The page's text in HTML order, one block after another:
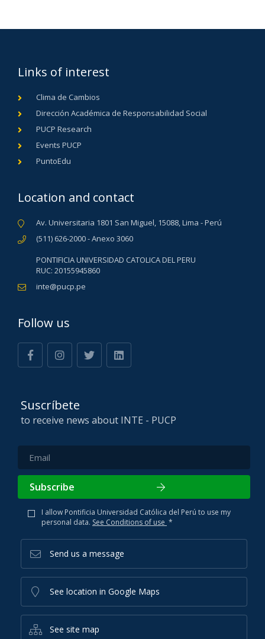
Links of interest
Clima de Cambios
Dirección Académica de Responsabilidad Social
PUCP Research
Events PUCP
PuntoEdu
Location and contact
Av. Universitaria 1801 San Miguel, 15088, Lima - Perú
(511) 626-2000 - Anexo 3060
PONTIFICIA UNIVERSIDAD CATOLICA DEL PERU
RUC: 20155945860
inte@pucp.pe
Follow us
Suscríbete
to receive news about INTE - PUCP
Subscribe
I allow Pontificia Universidad Católica del Perú to use my
personal data. See Conditions of use *
Send us a message
See location in Google Maps
See site map